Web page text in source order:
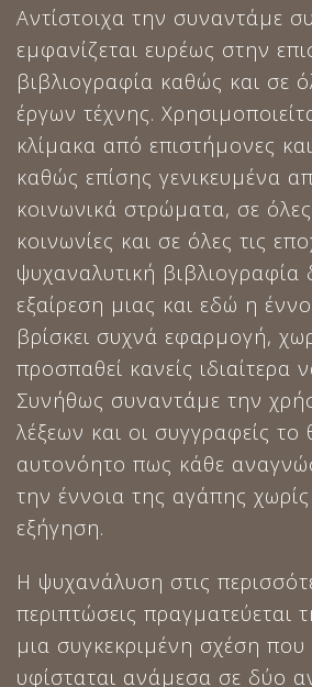
Αντίστοιχα την συναντάμε
εμφανίζεται ευρέως στην
βιβλιογραφία καθώς και σε
έργων τέχνης.
κλίμακα από επιστήμονες
καθώς επίσης γενικευμένα
κοινωνικά στρώματα, σε
κοινωνίες και σε όλες τις
ψυχαναλυτική βιβλιογραφία
εξαίρεση μιας και εδώ η
βρίσκει συχνά εφαρμογή,
προσπαθεί κανείς ιδιαίτερα
Συνήθως συναντάμε την
λέξεων και οι συγγραφείς το
αυτονόητο πως κάθε
την έννοια της αγάπης χωρίς
εξήγηση.
Η ψυχανάλυση στις
περιπτώσεις πραγματεύεται
μια συγκεκριμένη σχέση που
υφίσταται ανάμεσα σε δύο